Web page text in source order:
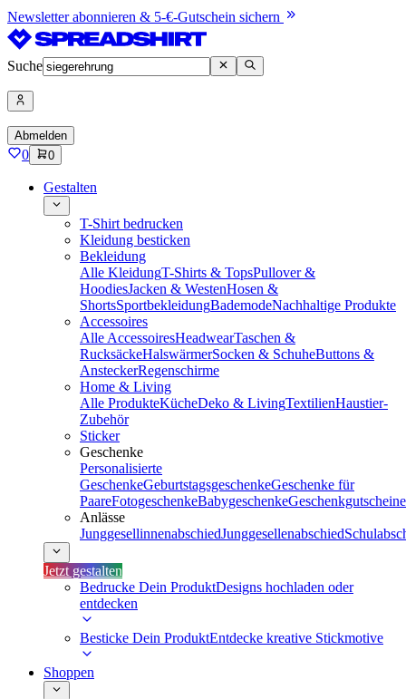
Newsletter abonnieren & 5-€-Gutschein sichern
Suche
Abmelden
0 0
Gestalten
T-Shirt bedrucken
Kleidung besticken
Bekleidung
Alle KleidungT-Shirts & TopsPullover &
HoodiesJacken & WestenHosen &
ShortsSportbekleidungBademodeNachhaltige Produkte
Accessoires
Alle AccessoiresHeadwearTaschen &
RucksäckeHalswärmerSocken & SchuheButtons &
AnsteckerRegenschirme
Home & Living
Alle ProdukteKücheDeko & LivingTextilienHaustier-
Zubehör
Sticker
Geschenke
Personalisierte
GeschenkeGeburtstagsgeschenkeGeschenke für
PaareFotogeschenkeBabygeschenkeGeschenkgutscheine
Anlässe
JunggesellinnenabschiedJunggesellenabschied
Jetzt gestalten
Bedrucke Dein ProduktDesigns hochladen oder
entdecken
Besticke Dein ProduktEntdecke kreative Stickmotive
Shoppen